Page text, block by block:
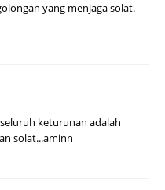
yang menjaga solat.
keturunan adalah
solat...aminn